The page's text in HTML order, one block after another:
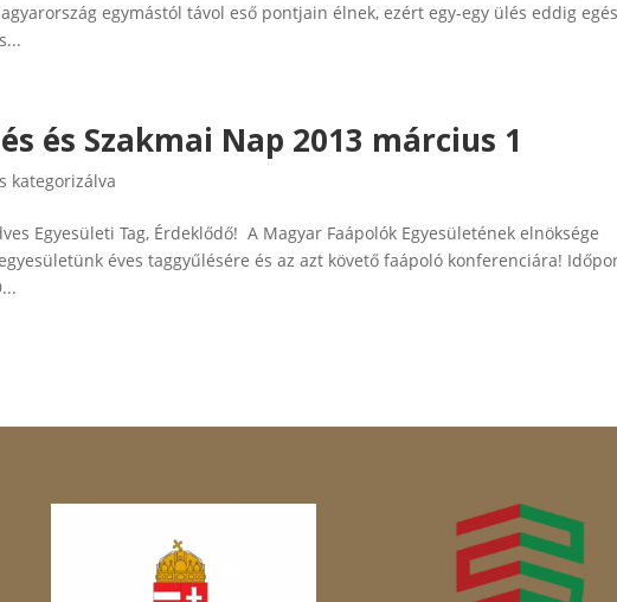
egymástól távol eső pontjain élnek, ezért egy-egy ülés eddig
és Szakmai Nap 2013 március 1
kategorizálva
Egyesületi Tag, Érdeklődő! A Magyar Faápolók Egyesületének elnöksége
éves taggyűlésére és az azt követő faápoló konferenciára!